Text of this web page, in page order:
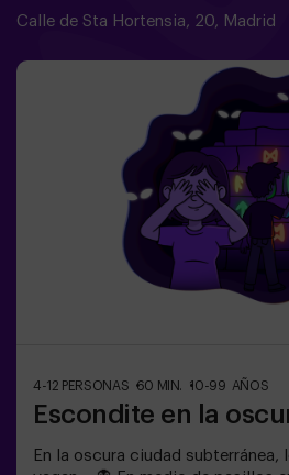
infantiles🎉 Actividad guiada por
Calle de Sta Hortensia, 20, Madrid
4-12 PERSONAS 60 MIN. 10-99 AÑOS
Escondite en la
En la oscura ciudad